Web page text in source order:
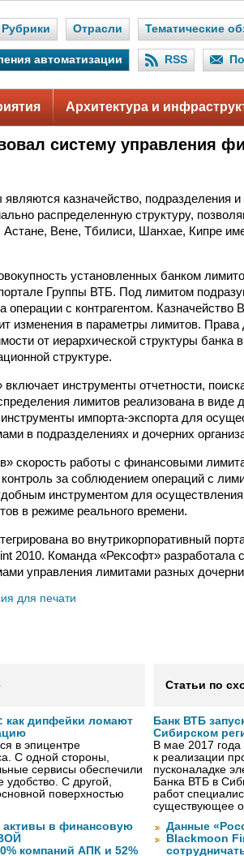
Рубрики Отрасли Тематические
автоматизации RSS
Архитектура и
систему управления
казначейство, подразделения
распределенную структуру,
Вене, Тбилиси, Шанхае, Кипре
установленных банком
Группы ВТБ. Под лимитом
операции с контрагентом.
изменения в параметры лимитов.
от иерархической структуры банка
структуре.
инструменты отчетности,
лимитов реализована в виде
импорта-экспорта для
в подразделениях и дочерних
скорость работы с финансовыми
за соблюдением операций с
инструментом для осуществления
в режиме реального времени.
во внутрикорпоративный
2010. Команда «Рексофт» разработала
управления лимитами разных
для печати
как дипфейки ломают
в эпицентре
С одной стороны,
сервисы обеспечили
удобство. С другой,
поверхностью
активы в финансовую
компаний АПК и 52%
Статьи по
Банк ВТБ
Сибирском
В мае 2017
к реализации
пусконаладке
Банка ВТБ в
работ
существующее
Данные
Blackmoon